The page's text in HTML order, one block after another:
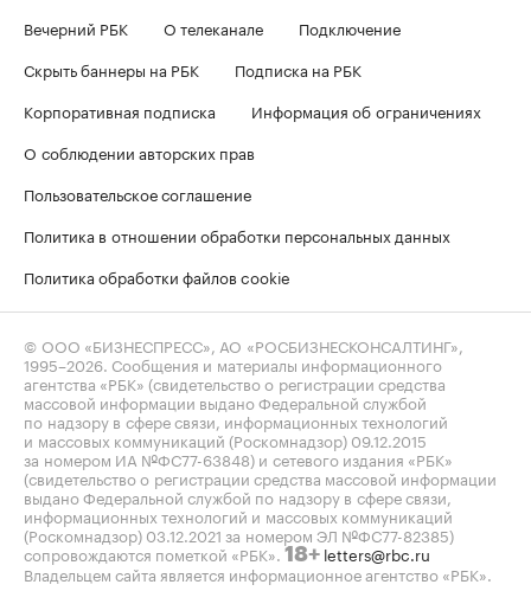
Вечерний РБК
О телеканале
Подключение
Скрыть баннеры на РБК
Подписка на РБК
Корпоративная подписка
Информация об ограничениях
О соблюдении авторских прав
Пользовательское соглашение
Политика в отношении обработки персональных данных
Политика обработки файлов cookie
© ООО «БИЗНЕСПРЕСС», АО «РОСБИЗНЕСКОНСАЛТИНГ»,
1995–2026 . Сообщения и материалы информационного
агентства «РБК» (свидетельство о регистрации средства
массовой информации выдано Федеральной службой
по надзору в сфере связи, информационных технологий
и массовых коммуникаций (Роскомнадзор) 09.12.2015
за номером ИА №ФС77-63848) и сетевого издания «РБК»
(свидетельство о регистрации средства массовой информации
выдано Федеральной службой по надзору в сфере связи,
информационных технологий и массовых коммуникаций
(Роскомнадзор) 03.12.2021 за номером ЭЛ №ФС77-82385)
сопровождаются пометкой «РБК». 18+ letters@rbc.ru
Владельцем сайта является информационное агентство «РБК».